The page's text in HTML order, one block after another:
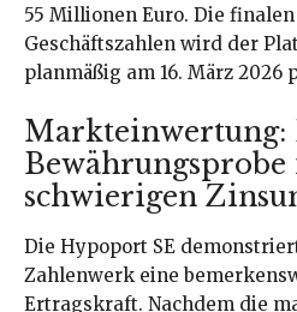
55 Millionen Euro. Die
Geschäftszahlen wird der
planmäßig am 16. März 2026
Markteinwertung:
schwierigen
Die Hypoport SE
Zahlenwerk eine
Ertragskraft. Nachdem die